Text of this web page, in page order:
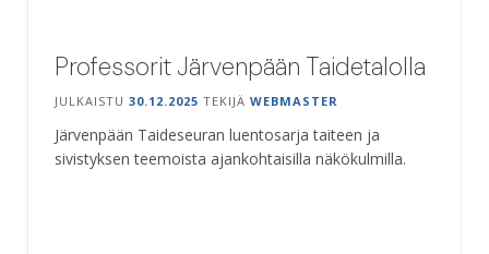
Professorit Järvenpään Taidetalolla
JULKAISTU 30.12.2025 TEKIJÄ WEBMASTER
Järvenpään Taideseuran luentosarja taiteen ja
sivistyksen teemoista ajankohtaisilla näkökulmilla.